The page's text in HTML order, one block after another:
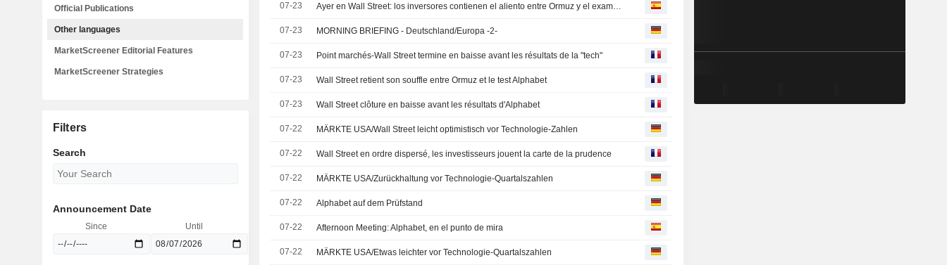
07-23 Ayer en Wall Street: los inversores contienen el aliento entre Ormuz y el examen de Alphabet
07-23 MORNING BRIEFING - Deutschland/Europa -2-
07-23 Point marchés-Wall Street termine en baisse avant les résultats de la "tech"
07-23 Wall Street retient son souffle entre Ormuz et le test Alphabet
07-23 Wall Street clôture en baisse avant les résultats d'Alphabet
07-22 MÄRKTE USA/Wall Street leicht optimistisch vor Technologie-Zahlen
07-22 Wall Street en ordre dispersé, les investisseurs jouent la carte de la prudence
07-22 MÄRKTE USA/Zurückhaltung vor Technologie-Quartalszahlen
07-22 Alphabet auf dem Prüfstand
07-22 Afternoon Meeting: Alphabet, en el punto de mira
07-22 MÄRKTE USA/Etwas leichter vor Technologie-Quartalszahlen
Official Publications
Other languages
MarketScreener Editorial Features
MarketScreener Strategies
Filters
Search
Announcement Date
Since Until